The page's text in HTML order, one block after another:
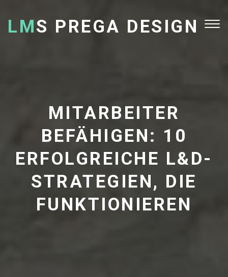
LMS PREGA DESIGN
MITARBEITER
BEFÄHIGEN: 10
ERFOLGREICHE L&D-
STRATEGIEN, DIE
FUNKTIONIEREN